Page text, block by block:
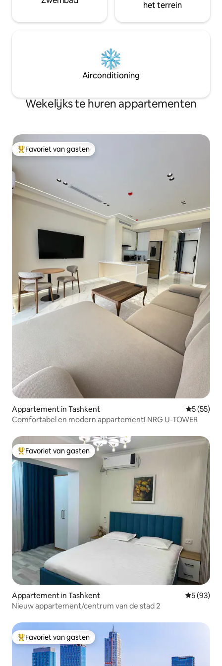
het terrein
Airconditioning
Wekelijks te huren appartementen
Topfavoriet van gasten
Favoriet van gasten
Appartement in Tashkent
5 (55)
Comfortabel en modern appartement! NRG U-TOWER
Topfavoriet van gasten
Favoriet van gasten
Appartement in Tashkent
5 (93)
Nieuw appartement/centrum van de stad 2
Topfavoriet van gasten
Favoriet van gasten